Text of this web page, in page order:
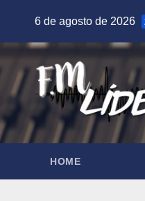
contenido
6 de agosto de 2026
HOME